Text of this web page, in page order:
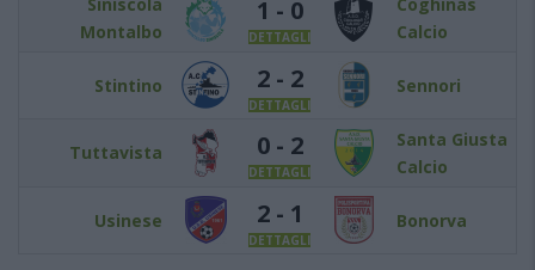
Montalbo
1 - 0
DETTAGLI
Calcio
Stintino 2 - 2
DETTAGLI
Sennori
Tuttavista 0 - 2
DETTAGLI
Santa Giusta
Calcio
Usinese 2 - 1
DETTAGLI
Bonorva